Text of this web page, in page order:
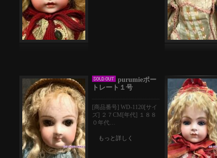
purumieポー
トレート１号
[商品番号] WD-1120[サイ
ズ] ２７CM[年代] １８８
０年代…
もっと詳しく